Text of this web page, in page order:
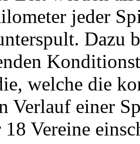
jeder
Dazu
welche die
Verlauf einer
18 Vereine